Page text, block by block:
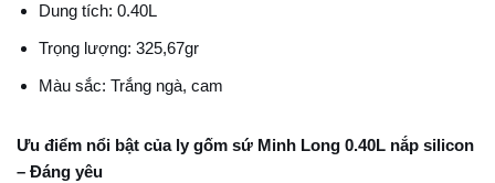
Dung tích: 0.40L
Trọng lượng: 325,67gr
Màu sắc: Trắng ngà, cam
Ưu điểm nổi bật của ly gốm sứ Minh Long 0.40L nắp silicon
– Đáng yêu